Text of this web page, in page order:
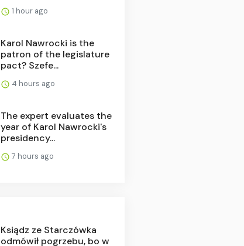
1 hour ago
Karol Nawrocki is the
patron of the legislature
pact? Szefe...
4 hours ago
The expert evaluates the
year of Karol Nawrocki's
presidency...
7 hours ago
Ksiądz ze Starczówka
odmówił pogrzebu, bo w